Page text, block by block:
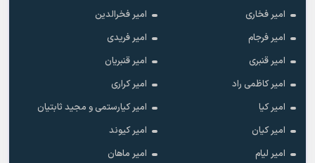
امیر فخاری
امیر فخرالدین
امیر فرجام
امیر فریدی
امیر قنبری
امیر قنبریان
امیر کاظمی راد
امیر کراری
امیر کیا
امیر کیارستمی و مجید ثابتیان
امیر کیان
امیر کیوند
امیر لیام
امیر ماهان